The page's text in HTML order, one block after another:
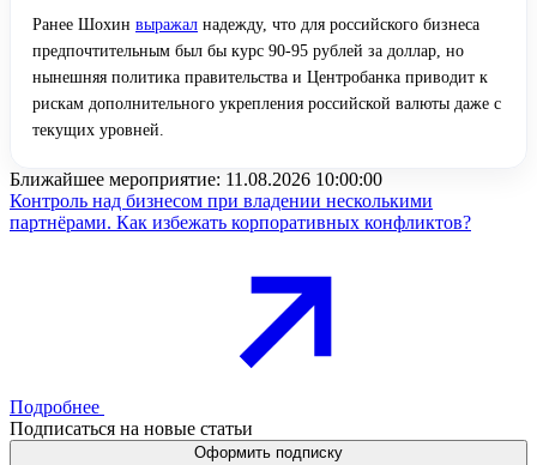
Ранее Шохин выражал надежду, что для российского бизнеса
предпочтительным был бы курс 90-95 рублей за доллар, но
нынешняя политика правительства и Центробанка приводит к
рискам дополнительного укрепления российской валюты даже с
текущих уровней.
Ближайшее мероприятие: 11.08.2026 10:00:00
Контроль над бизнесом при владении несколькими
партнёрами. Как избежать корпоративных конфликтов?
Подробнее
Подписаться на новые статьи
Оформить подписку